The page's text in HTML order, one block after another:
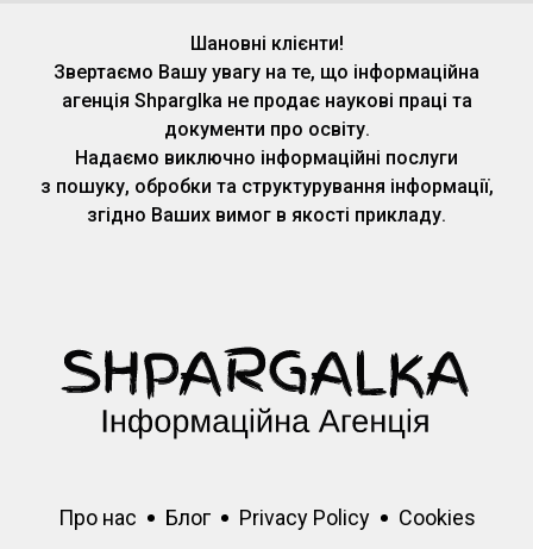
Шановні клієнти!
Звертаємо Вашу увагу на те, що інформаційна
агенція Shparglka не продає наукові праці та
документи про освіту.
Надаємо виключно інформаційні послуги
з пошуку, обробки та структурування інформації,
згідно Ваших вимог в якості прикладу.
Про нас Блог Privacy Policy Cookies